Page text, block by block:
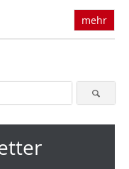
mehr